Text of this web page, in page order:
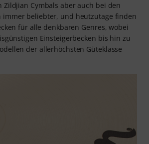
Zildjian Cymbals aber auch bei den
immer beliebter, und heutzutage finden
für alle denkbaren Genres, wobei
Einsteigerbecken bis hin zu
der allerhöchsten Güteklasse